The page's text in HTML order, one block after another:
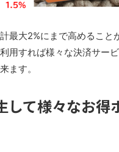
最大2%にまで高めること
用すれば様々な決済サー
ます。
して様々なお得